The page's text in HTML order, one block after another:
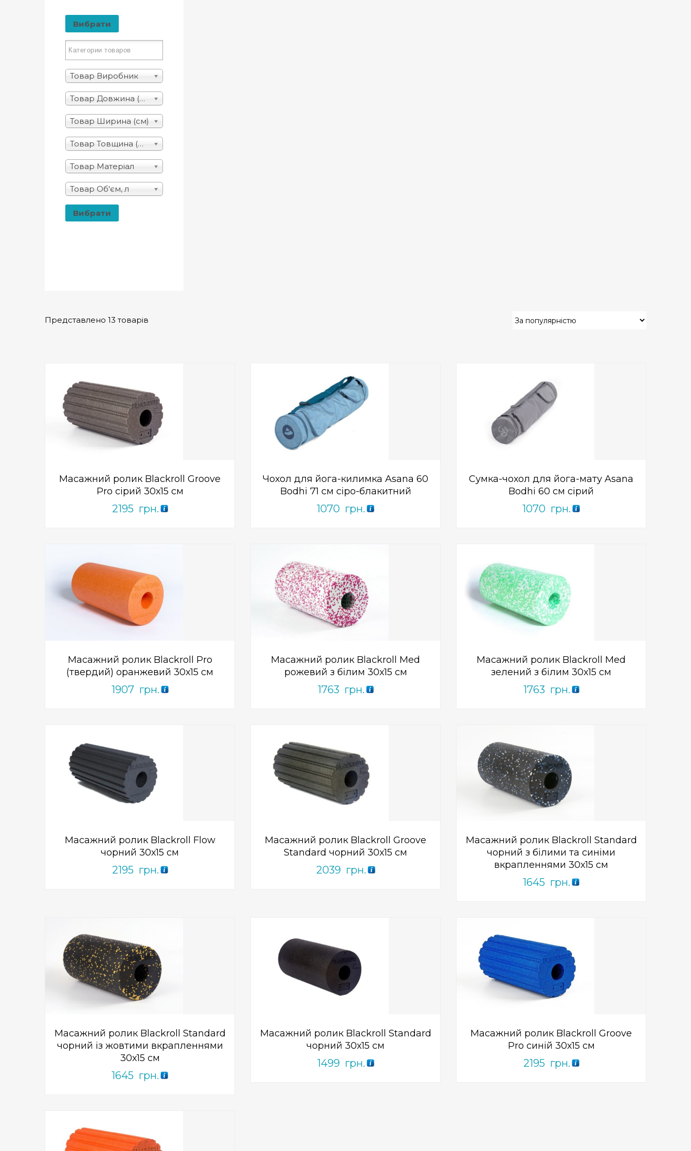
Вибрати
Товар Виробник
Товар Довжина (см)
Товар Ширина (см)
Товар Товщина (мм)
Товар Матеріал
Товар Об'єм, л
Вибрати
Представлено 13 товарів
Масажний ролик Blackroll Groove
Pro сірий 30х15 см
2195 грн.
out
ПРИДБАТИ
Add to Wishlist
Чохол для йога-килимка Asana 60
Bodhi 71 см сіро-блакитний
1070 грн.
out
ПРИДБАТИ
Add to Wishlist
Сумка-чохол для йога-мату Asana
Bodhi 60 см сірий
1070 грн.
ПРИДБАТИ
Add to Wishlist
Масажний ролик Blackroll Pro
(твердий) оранжевий 30х15 см
1907 грн.
out
ПРИДБАТИ
Add to Wishlist
Масажний ролик Blackroll Med
рожевий з білим 30х15 см
1763 грн.
ПРИДБАТИ
Add to Wishlist
Масажний ролик Blackroll Med
зелений з білим 30х15 см
1763 грн.
out
ПРИДБАТИ
Add to Wishlist
Масажний ролик Blackroll Flow
чорний 30х15 см
2195 грн.
ПРИДБАТИ
Add to Wishlist
Масажний ролик Blackroll Groove
Standard чорний 30х15 см
2039 грн.
ПРИДБАТИ
Add to Wishlist
Масажний ролик Blackroll Standard
чорний з білими та синіми
вкрапленнями 30х15 см
1645 грн.
out
ПРИДБАТИ
Add to Wishlist
Масажний ролик Blackroll Standard
чорний із жовтими вкрапленнями
30х15 см
1645 грн.
out
ПРИДБАТИ
Add to Wishlist
Масажний ролик Blackroll Standard
чорний 30х15 см
1499 грн.
ПРИДБАТИ
Add to Wishlist
Масажний ролик Blackroll Groove
Pro синій 30х15 см
2195 грн.
out
ПРИДБАТИ
Add to Wishlist